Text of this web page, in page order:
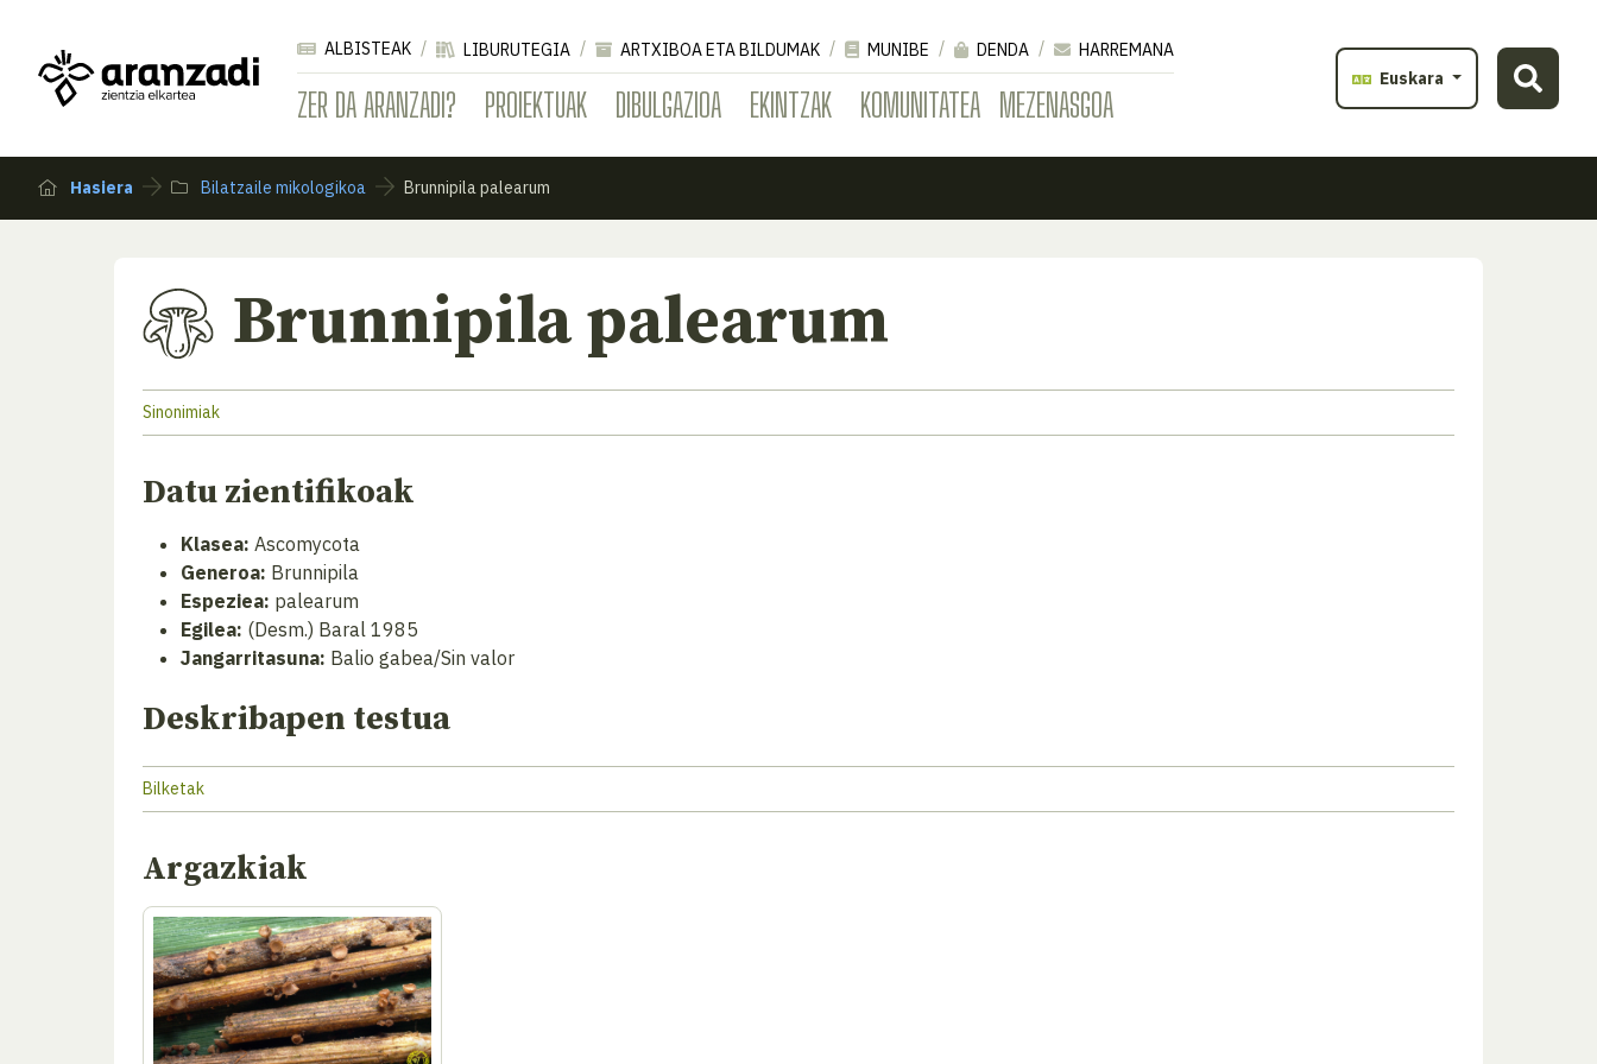
ZER DA ARANZADI? PROIEKTUAK DIBULGAZIOA EKINTZAK KOMUNITATEA MEZENASGOA
ALBISTEAK LIBURUTEGIA ARTXIBOA ETA BILDUMAK MUNIBE DENDA
HARREMANA
Euskara
Hasiera Bilatzaile mikologikoa Brunnipila palearum
Brunnipila palearum
Sinonimiak
Datu zientifikoak
Klasea: Ascomycota
Generoa: Brunnipila
Espeziea: palearum
Egilea: (Desm.) Baral 1985
Jangarritasuna: Balio gabea/Sin valor
Deskribapen testua
Bilketak
Argazkiak